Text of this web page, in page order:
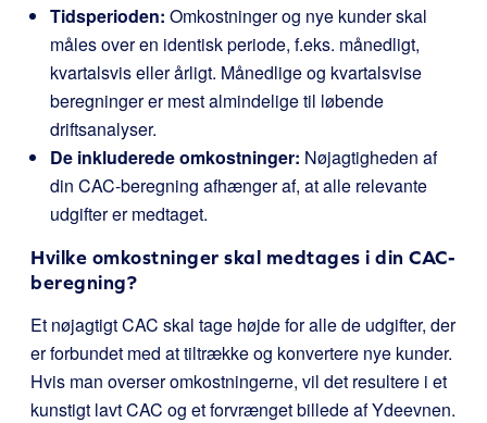
Tidsperioden: Omkostninger og nye kunder skal
måles over en identisk periode, f.eks. månedligt,
kvartalsvis eller årligt. Månedlige og kvartalsvise
beregninger er mest almindelige til løbende
driftsanalyser.
De inkluderede omkostninger: Nøjagtigheden af
din CAC-beregning afhænger af, at alle relevante
udgifter er medtaget.
Hvilke omkostninger skal medtages i din CAC-
beregning?
Et nøjagtigt CAC skal tage højde for alle de udgifter, der
er forbundet med at tiltrække og konvertere nye kunder.
Hvis man overser omkostningerne, vil det resultere i et
kunstigt lavt CAC og et forvrænget billede af Ydeevnen.